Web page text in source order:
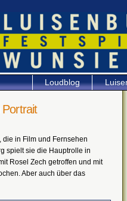
Loudblog
in Film und Fernsehen
spielt sie die Hauptrolle in
Rosel Zech getroffen und mit
Aber auch über das